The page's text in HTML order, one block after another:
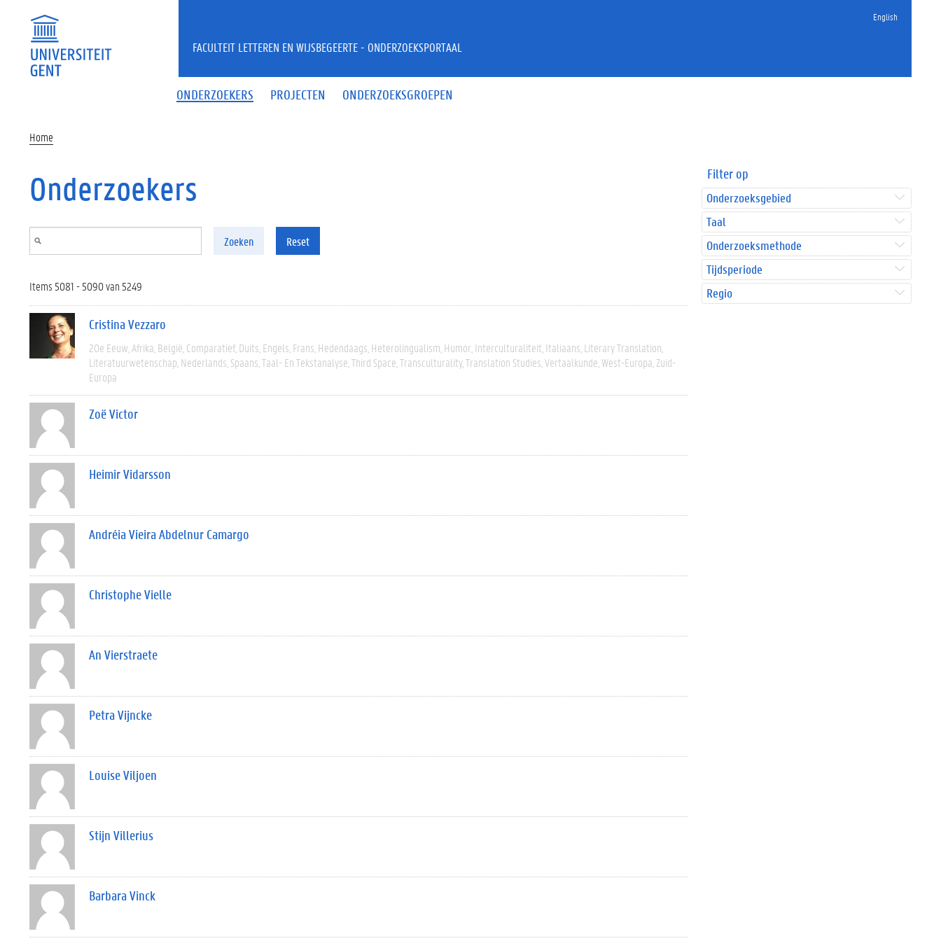
English
ONDERZOEKERS PROJECTEN ONDERZOEKSGROEPEN
FACULTEIT LETTEREN EN WIJSBEGEERTE - ONDERZOEKSPORTAAL
Home
Onderzoekers
Zoeken Reset
Items 5081 - 5090 van 5249
Cristina Vezzaro
20e Eeuw Afrika België Comparatief Duits Engels Frans Hedendaags Heterolingualism Humor Interculturaliteit Italiaans Literary Translation
Literatuurwetenschap Nederlands Spaans Taal- En Tekstanalyse Third Space Transculturality Translation Studies Vertaalkunde West-Europa Zuid-
Europa
Zoë Victor
Heimir Vidarsson
Andréia Vieira Abdelnur Camargo
Christophe Vielle
An Vierstraete
Petra Vijncke
Louise Viljoen
Stijn Villerius
Barbara Vinck
Filter op
Onderzoeksgebied
Taal
Onderzoeksmethode
Tijdsperiode
Regio